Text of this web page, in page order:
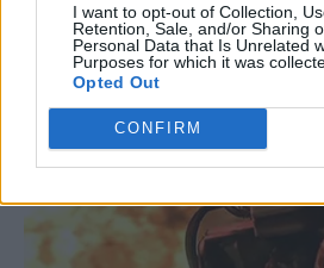
I want to opt-out of Collection,
Retention, Sale, and/or Sharing
Personal Data that Is Unrelated
Purposes for which it was
Opted Out
CONFIRM